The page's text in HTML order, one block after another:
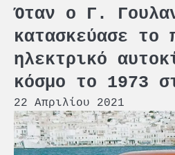
Όταν ο Γ.
κατασκεύασε το
ηλεκτρικό
κόσμο το 1973
22 Απριλίου 2021